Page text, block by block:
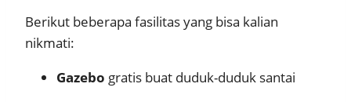
Berikut beberapa fasilitas yang bisa kalian
nikmati:
Gazebo gratis buat duduk-duduk santai